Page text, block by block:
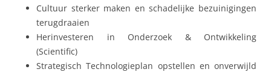
Cultuur sterker maken en schadelijke bezuinigingen
terugdraaien
Herinvesteren in Onderzoek & Ontwikkeling
(Scientific)
Strategisch Technologieplan opstellen en onverwijld